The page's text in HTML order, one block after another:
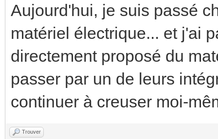
Aujourd'hui, je suis passé
matériel électrique... et j'ai
directement proposé du
passer par un de leurs
continuer à creuser moi-
Trouver